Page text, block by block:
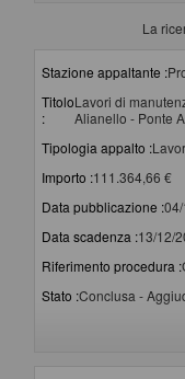
La
Stazione appaltante :
Titolo
:
Lavori di
Alianello - Ponte
Tipologia appalto :
Importo :111.364,66 €
Data pubblicazione :
Data scadenza :13/12/
Riferimento procedura :
Stato :Conclusa -